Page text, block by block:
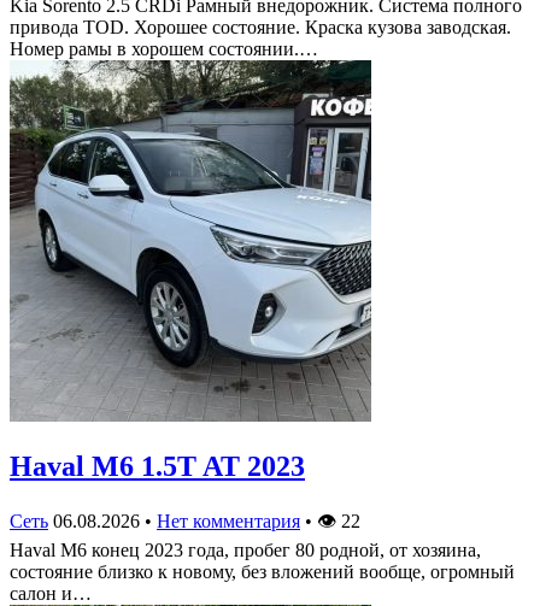
Kia Sorento 2.5 CRDi Рамный внедорожник. Система полного
привода TOD. Хорошее состояние. Краска кузова заводская.
Номер рамы в хорошем состоянии.…
Haval M6 1.5T AT 2023
Сеть 06.08.2026 • Нет комментария • 👁 22
Haval M6 конец 2023 года, пробег 80 родной, от хозяина,
состояние близко к новому, без вложений вообще, огромный
салон и…